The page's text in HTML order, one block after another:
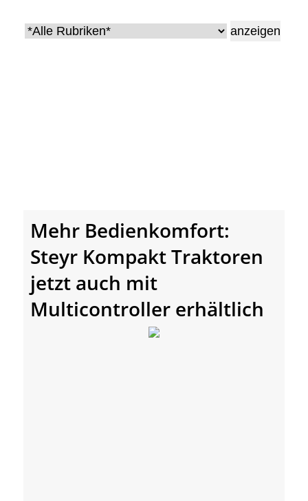
• Messen und Veranstaltungen
Mehr Bedienkomfort:
Steyr Kompakt Traktoren
jetzt auch mit
Multicontroller erhältlich